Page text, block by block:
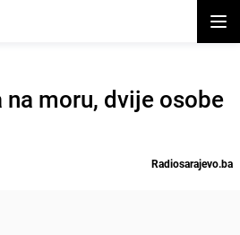
moru, dvije osobe
Radiosarajevo.ba